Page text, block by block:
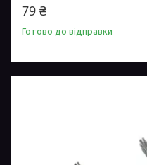
79 ₴
Готово до відправки